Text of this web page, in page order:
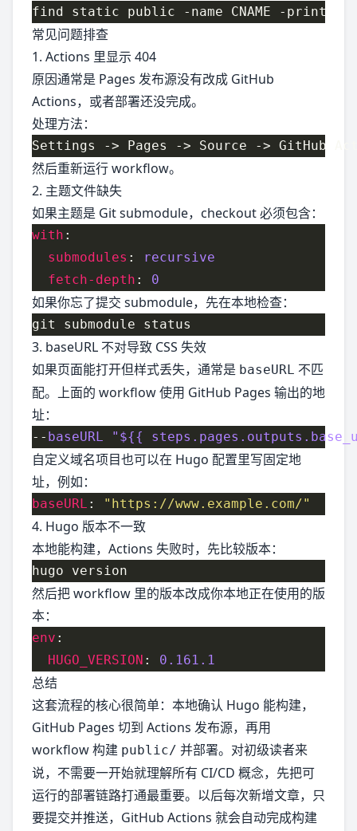
常见问题排查
1. Actions 里显示 404
原因通常是 Pages 发布源没有改成 GitHub
Actions，或者部署还没完成。
处理方法：
然后重新运行 workflow。
2. 主题文件缺失
如果主题是 Git submodule，checkout 必须包含：
with
submodules :
recursive
fetch-depth : 0
如果你忘了提交 submodule，先在本地检查：
3. baseURL 不对导致 CSS 失效
如果页面能打开但样式丢失，通常是 baseURL 不匹
配。上面的 workflow 使用 GitHub Pages 输出的地
址：
-- baseURL "${{
自定义域名项目也可以在 Hugo 配置里写固定地
址，例如：
baseURL : "https://www.example.com/"
4. Hugo 版本不一致
本地能构建，Actions 失败时，先比较版本：
然后把 workflow 里的版本改成你本地正在使用的版
本：
env
HUGO_VERSION : 0.161.1
总结
这套流程的核心很简单：本地确认 Hugo 能构建，
GitHub Pages 切到 Actions 发布源，再用
workflow 构建 public/ 并部署。对初级读者来
说，不需要一开始就理解所有 CI/CD 概念，先把可
运行的部署链路打通最重要。以后每次新增文章，只
要提交并推送，GitHub Actions 就会自动完成构建